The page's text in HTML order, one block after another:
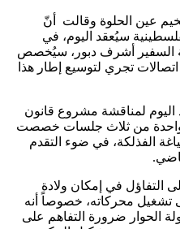
عين الحلوة وقالت أنّ
سيُعقد اليوم، في
السفير أشرف دبور، سيُخصص
تجري لتوسيع إطار هذا
اليوم لمناقشة مشروع قانون
وواحدة من ثلاث جلسات خصصت
الفذلكة، في ضوء التقدم
التفاؤل في إمكان ولادة
تشغيل محركاته، خصوصاً أنه
الحوار ضرورة التفاهم على